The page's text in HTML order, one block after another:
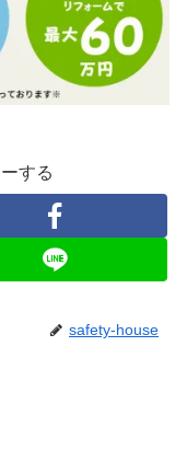
する
safety-house